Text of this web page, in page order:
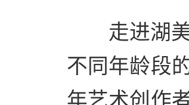
走进湖
不同年龄段
年艺术创作